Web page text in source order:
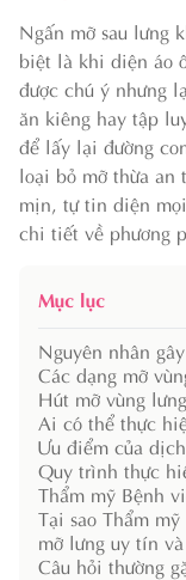
Ngấn mỡ sau lưng
biệt là khi diện áo
được chú ý nhưng
ăn kiêng hay tập
để lấy lại đường
loại bỏ mỡ thừa
mịn, tự tin diện
chi tiết về phương
Mục lục
Nguyên nhân
Các dạng mỡ
Hút mỡ vùng
Ai có thể thực
Ưu điểm của
Quy trình thực
Thẩm mỹ Bệnh
Tại sao Thẩm
mỡ lưng uy tín
Câu hỏi thường